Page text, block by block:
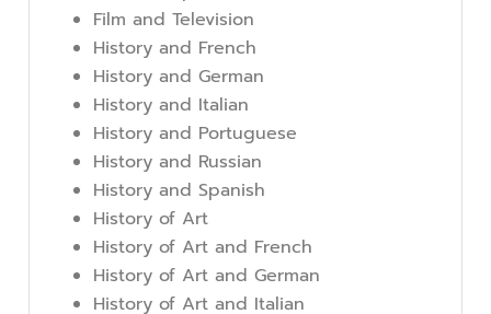
Film and Television
History and French
History and German
History and Italian
History and Portuguese
History and Russian
History and Spanish
History of Art
History of Art and French
History of Art and German
History of Art and Italian